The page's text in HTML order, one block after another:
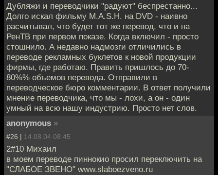
Дубляжи и переводчики "радуют" беспрестанно...
Долго искал фильму M.A.S.H. на DVD - наивно
расчитывал, что будет тот же перевод, что и на
РенТВ при первом показе. Когда включил - просто
стошнило. А недавно надмозги отличились в
переводе рекламных буклетов к новой продукции
фирмы, где работаю. Править пришлось до 70-
80%% объемов перевода. Отправили в
переводческое бюро комментарии. В ответ получили
мнение переводчика, что мы - лохи, а он - один
умный на всю нашу индустрию. Просто нет слов.
anonymous »
#26 | 14.08.04 08:45
2#10 Михаил
в моем переводе пиннокио просил переключить на
"СЛАБОЕ ЗВЕНО" www.slaboezveno.ru